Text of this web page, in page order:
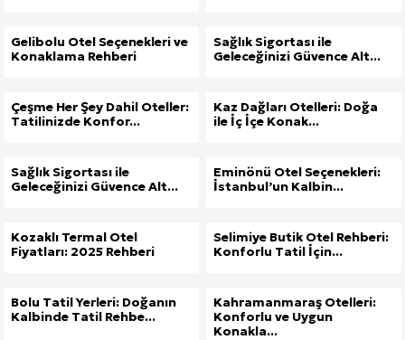
Gelibolu Otel Seçenekleri ve
Konaklama Rehberi
Sağlık Sigortası ile
Geleceğinizi Güvence Alt...
Çeşme Her Şey Dahil Oteller:
Tatilinizde Konfor...
Kaz Dağları Otelleri: Doğa
ile İç İçe Konak...
Sağlık Sigortası ile
Geleceğinizi Güvence Alt...
Eminönü Otel Seçenekleri:
İstanbul’un Kalbin...
Kozaklı Termal Otel
Fiyatları: 2025 Rehberi
Selimiye Butik Otel Rehberi:
Konforlu Tatil İçin...
Bolu Tatil Yerleri: Doğanın
Kalbinde Tatil Rehbe...
Kahramanmaraş Otelleri:
Konforlu ve Uygun
Konakla...